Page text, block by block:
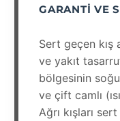
GARANTI VE
Sert geçen kış
ve yakıt
bölgesinin
ve çift camlı
Ağrı kışları